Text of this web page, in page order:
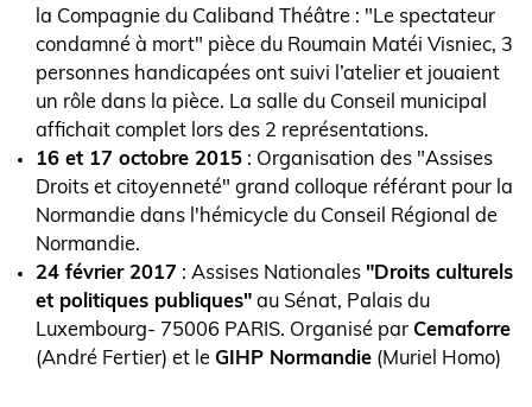
la Compagnie du Caliband Théâtre : "Le spectateur
condamné à mort" pièce du Roumain Matéi Visniec, 3
personnes handicapées ont suivi l’atelier et jouaient
un rôle dans la pièce. La salle du Conseil municipal
affichait complet lors des 2 représentations.
16 et 17 octobre 2015 : Organisation des "Assises
Droits et citoyenneté" grand colloque référant pour la
Normandie dans l'hémicycle du Conseil Régional de
Normandie.
24 février 2017 : Assises Nationales "Droits culturels
et politiques publiques" au Sénat, Palais du
Luxembourg- 75006 PARIS. Organisé par Cemaforre
(André Fertier) et le GIHP Normandie (Muriel Homo)